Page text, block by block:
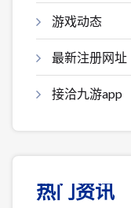
游戏动态
最新注册网址
接洽九游app
热门资讯